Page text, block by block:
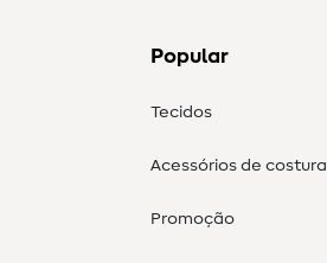
Popular
Tecidos
Acessórios de costura
Promoção